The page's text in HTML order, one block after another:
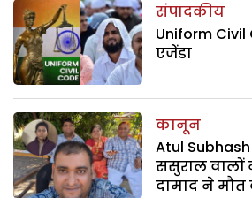
संपादकीय
Uniform Civil
एजेंडा
कानून
Atul
ससुराल वालों
दामाद ने